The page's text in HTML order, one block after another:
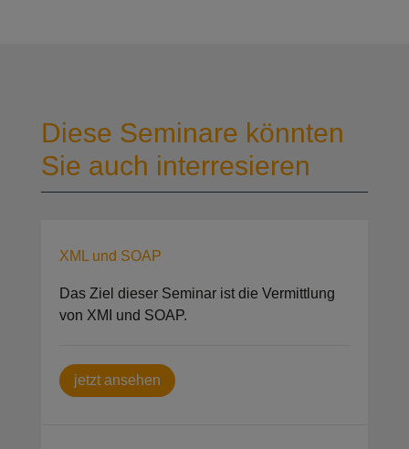
Diese Seminare könnten
Sie auch interresieren
XML und SOAP
Das Ziel dieser Seminar ist die Vermittlung
von XMI und SOAP.
jetzt ansehen